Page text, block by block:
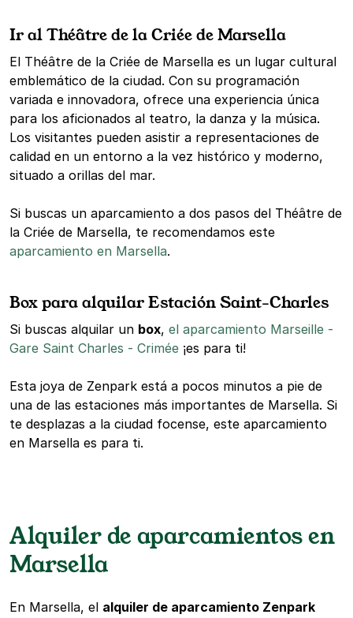
Ir al Théâtre de la Criée de Marsella
El Théâtre de la Criée de Marsella es un lugar cultural
emblemático de la ciudad. Con su programación
variada e innovadora, ofrece una experiencia única
para los aficionados al teatro, la danza y la música.
Los visitantes pueden asistir a representaciones de
calidad en un entorno a la vez histórico y moderno,
situado a orillas del mar.
Si buscas un aparcamiento a dos pasos del Théâtre de
la Criée de Marsella, te recomendamos este
aparcamiento en Marsella.
Box para alquilar Estación Saint-Charles
Si buscas alquilar un box, el aparcamiento Marseille -
Gare Saint Charles - Crimée ¡es para ti!
Esta joya de Zenpark está a pocos minutos a pie de
una de las estaciones más importantes de Marsella. Si
te desplazas a la ciudad focense, este aparcamiento
en Marsella es para ti.
Alquiler de aparcamientos en
Marsella
En Marsella, el alquiler de aparcamiento Zenpark